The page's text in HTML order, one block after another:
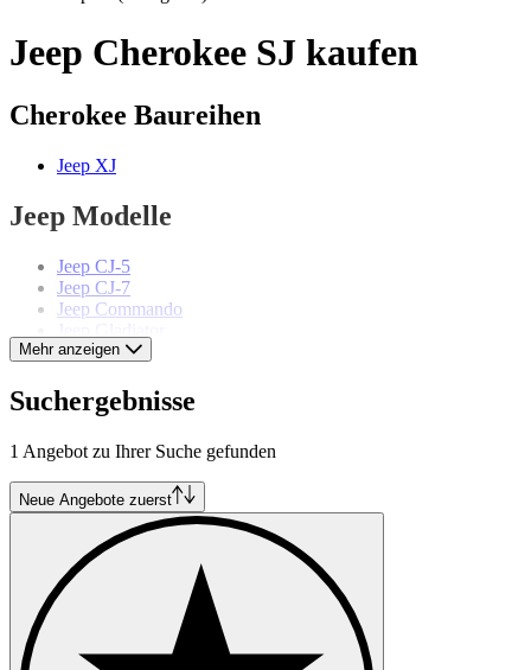
Jeep Cherokee SJ kaufen
Cherokee Baureihen
Jeep XJ
Jeep Modelle
Jeep CJ-5
Jeep CJ-7
Jeep Commando
Jeep Grand Cherokee
Jeep Wagoneer
Jeep Willys-Overland
Mehr anzeigen
Suchergebnisse
1 Angebot zu Ihrer Suche gefunden
Neue Angebote zuerst